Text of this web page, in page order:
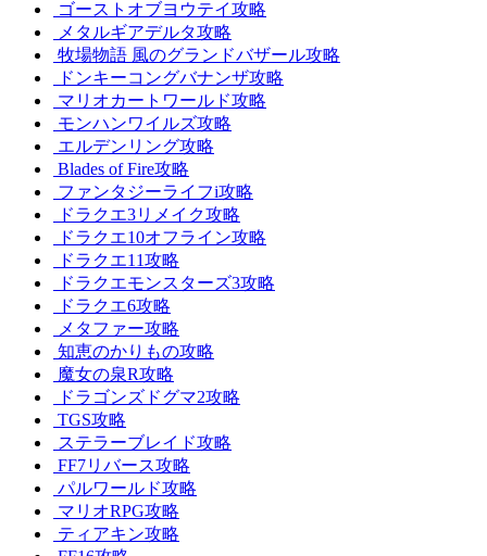
ゴーストオブヨウテイ攻略
メタルギアデルタ攻略
牧場物語 風のグランドバザール攻略
ドンキーコングバナンザ攻略
マリオカートワールド攻略
モンハンワイルズ攻略
エルデンリング攻略
Blades of Fire攻略
ファンタジーライフi攻略
ドラクエ3リメイク攻略
ドラクエ10オフライン攻略
ドラクエ11攻略
ドラクエモンスターズ3攻略
ドラクエ6攻略
メタファー攻略
知恵のかりもの攻略
魔女の泉R攻略
ドラゴンズドグマ2攻略
TGS攻略
ステラーブレイド攻略
FF7リバース攻略
パルワールド攻略
マリオRPG攻略
ティアキン攻略